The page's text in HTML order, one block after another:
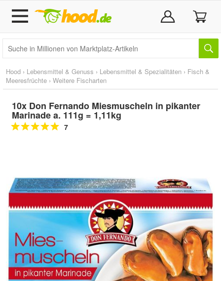
Hood › Lebensmittel & Genuss › Lebensmittel & Spezialitäten › Fisch &
Meeresfrüchte › Weitere Fischarten
10x Don Fernando Miesmuscheln in pikanter
Marinade a. 111g = 1,11kg
7